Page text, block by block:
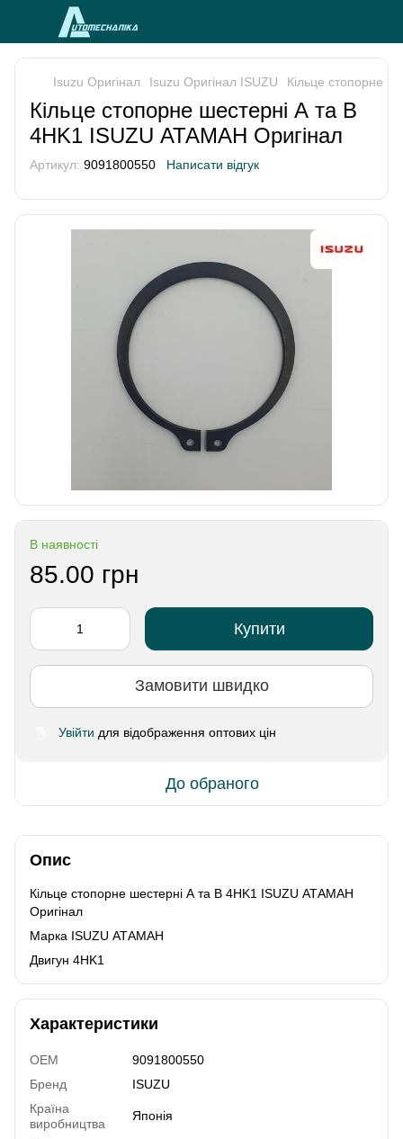
Isuzu Оригінал Isuzu Оригінал ISUZU Кільце стопорне
Кільце стопорне шестерні А та В
4HK1 ISUZU АТАМАН Оригінал
Артикул: 9091800550 Написати відгук
В наявності
85.00 грн
Купити
Замовити швидко
Увійти для відображення оптових цін
До обраного
Опис
Кільце стопорне шестерні А та В 4HK1 ISUZU АТАМАН
Оригінал
Марка ISUZU АТАМАН
Двигун 4HK1
Характеристики
OEM
9091800550
Бренд
ISUZU
Країна
виробництва
Японія